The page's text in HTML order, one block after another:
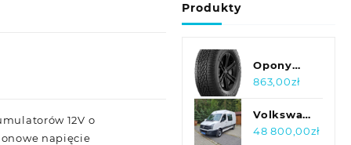
12V o
napięcie
Produkty
Opony
Bfgoodrich
Terrain
T/A
863,00zł
Volkswagen
Crafter
48 800,00zł